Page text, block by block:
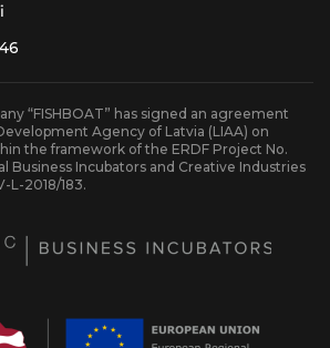
“FISHBOAT” has signed an agreement
Agency of Latvia (LIAA) on
the framework of the ERDF Project No.
Business Incubators and Creative Industries
L-2018/183.